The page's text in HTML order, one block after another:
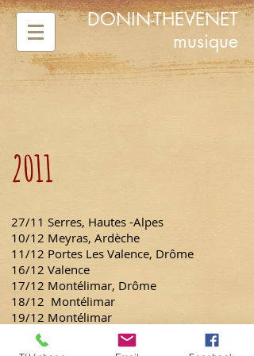
DONIN-THEVENET
musique
2011
27/11 Serres, Hautes -Alpes
10/12 Meyras, Ardèche
11/12 Portes Les Valence, Drôme
16/12 Valence
17/12 Montélimar, Drôme
18/12 Montélimar
19/12 Montélimar
20/12 Montélimar
23/12 Fos- sur- Mer, Bouches du Rhône